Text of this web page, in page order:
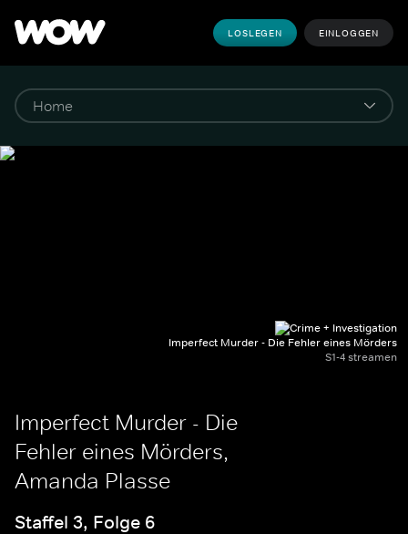
LOSLEGEN EINLOGGEN
Imperfect Murder - Die Fehler eines Mörders
S1-4 streamen
Imperfect Murder - Die
Fehler eines Mörders,
Amanda Plasse
Staffel 3, Folge 6